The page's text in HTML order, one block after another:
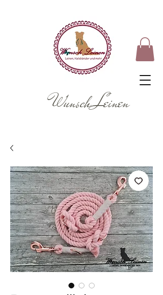
Wunsch Leinen